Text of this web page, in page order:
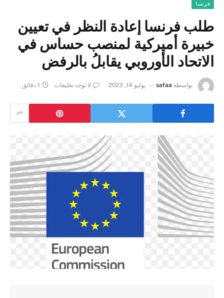
فرنسا
طلب فرنسا إعادة النظر في تعيين
خبيرة أميركية لمنصب حساس في
الاتحاد الأوروبي يقابلُ بالرفض
بواسطة safaa يوليو 14, 2023 لا توجد تعليقات 1 دقائق